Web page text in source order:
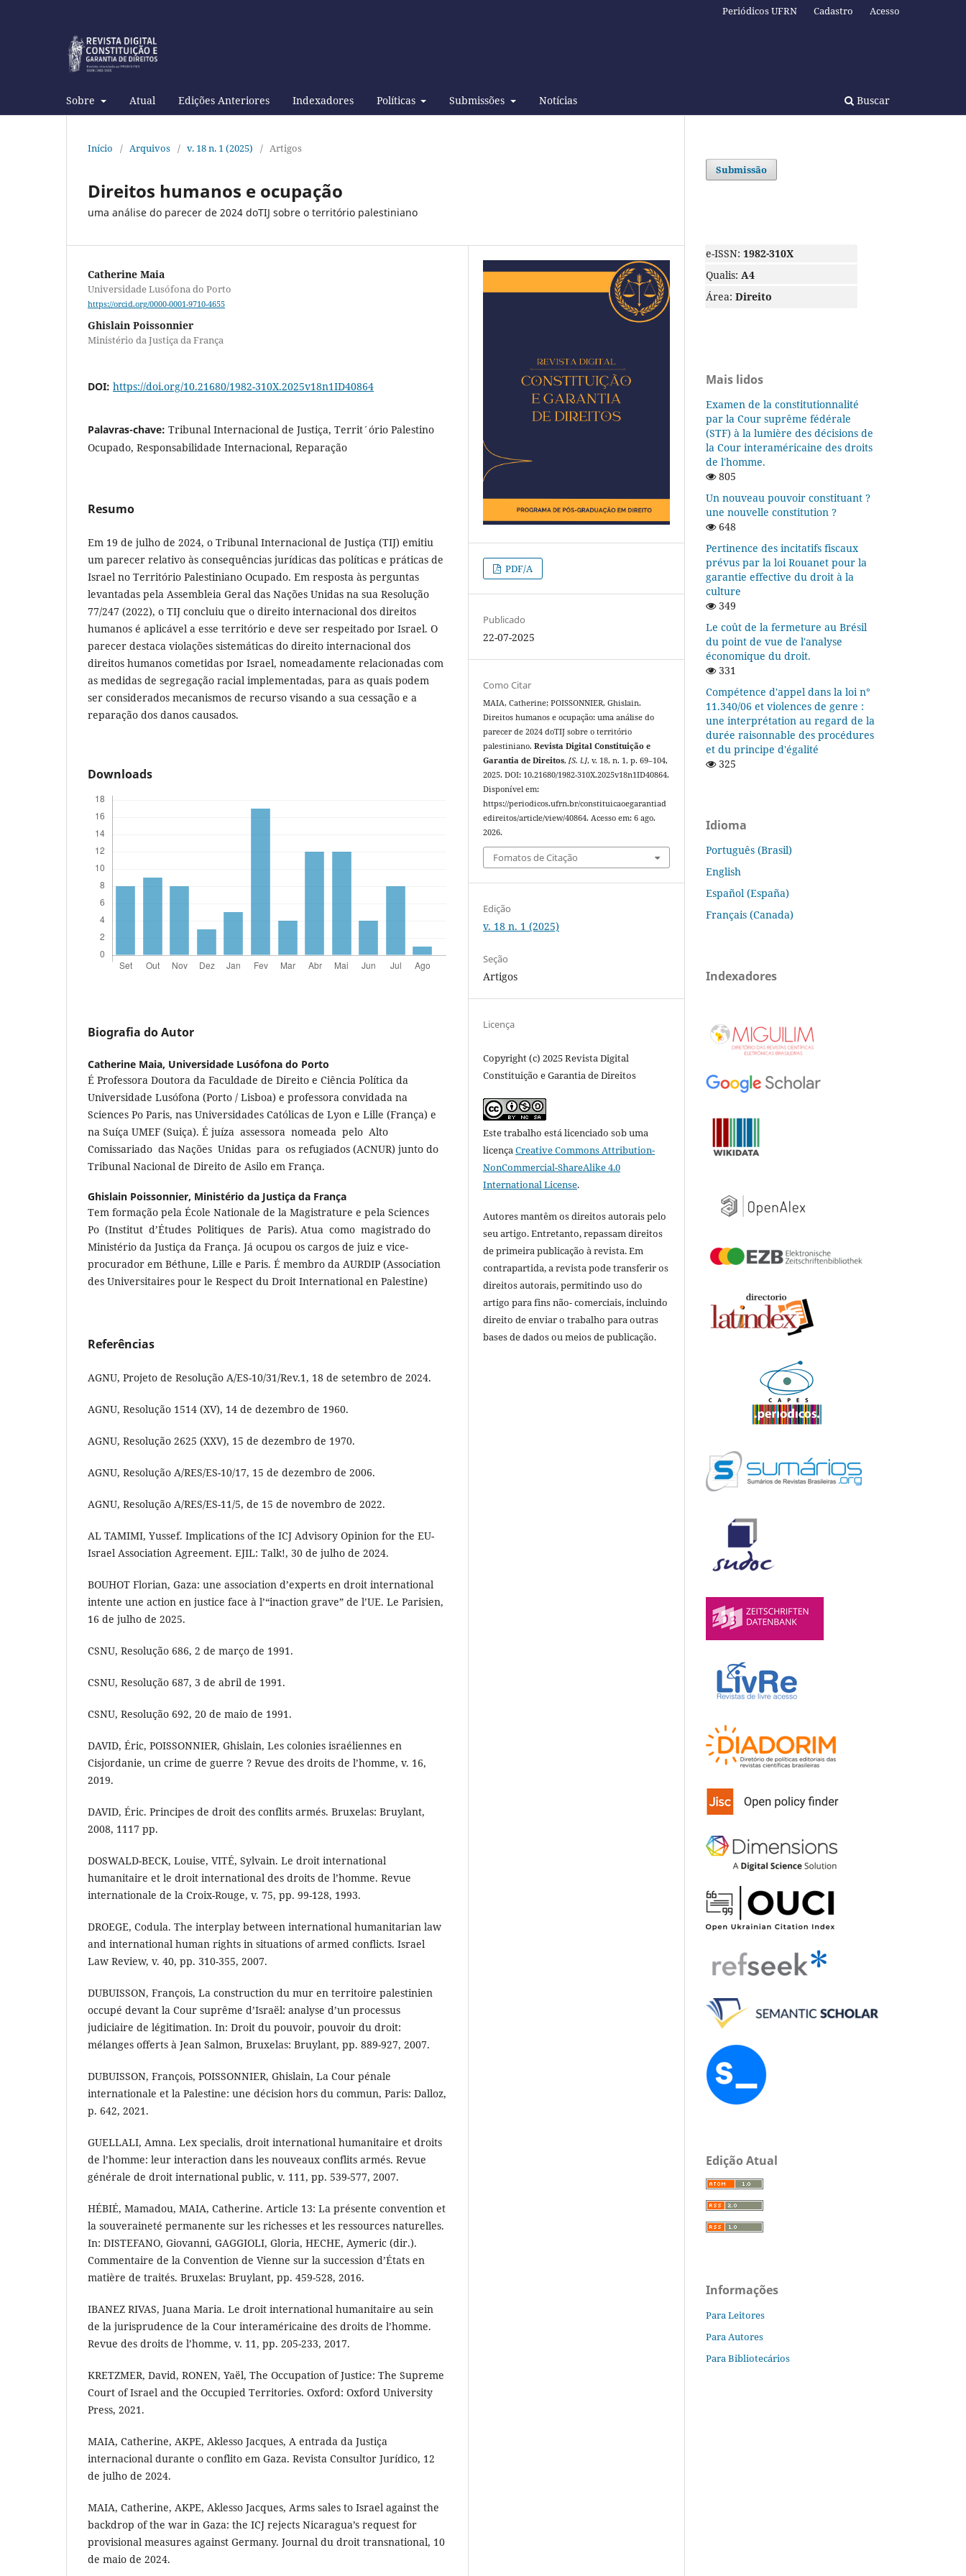
Sobre Atual Edições Anteriores Indexadores Políticas Submissões Notícias Buscar
Periódicos UFRN Cadastro Acesso
Início / Arquivos / v. 18 n. 1 (2025) / Artigos
Direitos humanos e ocupação
uma análise do parecer de 2024 doTIJ sobre o território palestiniano
Catherine Maia
Universidade Lusófona do Porto
https://orcid.org/0000-0001-9710-4655
Ghislain Poissonnier
Ministério da Justiça da França
DOI: https://doi.org/10.21680/1982-310X.2025v18n1ID40864
Palavras-chave: Tribunal Internacional de Justiça, Territ´ório Palestino
Ocupado, Responsabilidade Internacional, Reparação
Resumo
Em 19 de julho de 2024, o Tribunal Internacional de Justiça (TIJ) emitiu
um parecer relativo às consequências jurídicas das políticas e práticas de
Israel no Território Palestiniano Ocupado. Em resposta às perguntas
levantadas pela Assembleia Geral das Nações Unidas na sua Resolução
77/247 (2022), o TIJ concluiu que o direito internacional dos direitos
humanos é aplicável a esse território e deve ser respeitado por Israel. O
parecer destaca violações sistemáticas do direito internacional dos
direitos humanos cometidas por Israel, nomeadamente relacionadas com
as medidas de segregação racial implementadas, para as quais podem
ser considerados mecanismos de recurso visando a sua cessação e a
reparação dos danos causados.
Downloads
Biografia do Autor
Catherine Maia, Universidade Lusófona do Porto
É Professora Doutora da Faculdade de Direito e Ciência Política da
Universidade Lusófona (Porto / Lisboa) e professora convidada na
Sciences Po Paris, nas Universidades Católicas de Lyon e Lille (França) e
na Suíça UMEF (Suiça). É juíza assessora nomeada pelo Alto
Comissariado das Nações Unidas para os refugiados (ACNUR) junto do
Tribunal Nacional de Direito de Asilo em França.
Ghislain Poissonnier, Ministério da Justiça da França
Tem formação pela École Nationale de la Magistrature e pela Sciences
Po (Institut d’Études Politiques de Paris). Atua como magistrado do
Ministério da Justiça da França. Já ocupou os cargos de juiz e vice-
procurador em Béthune, Lille e Paris. É membro da AURDIP (Association
des Universitaires pour le Respect du Droit International en Palestine)
Referências
AGNU, Projeto de Resolução A/ES-10/31/Rev.1, 18 de setembro de 2024.
AGNU, Resolução 1514 (XV), 14 de dezembro de 1960.
AGNU, Resolução 2625 (XXV), 15 de dezembro de 1970.
AGNU, Resolução A/RES/ES-10/17, 15 de dezembro de 2006.
AGNU, Resolução A/RES/ES-11/5, de 15 de novembro de 2022.
AL TAMIMI, Yussef. Implications of the ICJ Advisory Opinion for the EU-
Israel Association Agreement. EJIL: Talk!, 30 de julho de 2024.
BOUHOT Florian, Gaza: une association d’experts en droit international
intente une action en justice face à l’“inaction grave” de l’UE. Le Parisien,
16 de julho de 2025.
CSNU, Resolução 686, 2 de março de 1991.
CSNU, Resolução 687, 3 de abril de 1991.
CSNU, Resolução 692, 20 de maio de 1991.
DAVID, Éric, POISSONNIER, Ghislain, Les colonies israéliennes en
Cisjordanie, un crime de guerre ? Revue des droits de l’homme, v. 16,
2019.
DAVID, Éric. Principes de droit des conflits armés. Bruxelas: Bruylant,
2008, 1117 pp.
DOSWALD-BECK, Louise, VITÉ, Sylvain. Le droit international
humanitaire et le droit international des droits de l’homme. Revue
internationale de la Croix-Rouge, v. 75, pp. 99-128, 1993.
DROEGE, Codula. The interplay between international humanitarian law
and international human rights in situations of armed conflicts. Israel
Law Review, v. 40, pp. 310-355, 2007.
DUBUISSON, François, La construction du mur en territoire palestinien
occupé devant la Cour suprême d’Israël: analyse d’un processus
judiciaire de légitimation. In: Droit du pouvoir, pouvoir du droit:
mélanges offerts à Jean Salmon, Bruxelas: Bruylant, pp. 889-927, 2007.
DUBUISSON, François, POISSONNIER, Ghislain, La Cour pénale
internationale et la Palestine: une décision hors du commun, Paris: Dalloz,
p. 642, 2021.
GUELLALI, Amna. Lex specialis, droit international humanitaire et droits
de l’homme: leur interaction dans les nouveaux conflits armés. Revue
générale de droit international public, v. 111, pp. 539-577, 2007.
HÉBIÉ, Mamadou, MAIA, Catherine. Article 13: La présente convention et
la souveraineté permanente sur les richesses et les ressources naturelles.
In: DISTEFANO, Giovanni, GAGGIOLI, Gloria, HECHE, Aymeric (dir.).
Commentaire de la Convention de Vienne sur la succession d’États en
matière de traités. Bruxelas: Bruylant, pp. 459-528, 2016.
IBANEZ RIVAS, Juana Maria. Le droit international humanitaire au sein
de la jurisprudence de la Cour interaméricaine des droits de l’homme.
Revue des droits de l’homme, v. 11, pp. 205-233, 2017.
KRETZMER, David, RONEN, Yaël, The Occupation of Justice: The Supreme
Court of Israel and the Occupied Territories. Oxford: Oxford University
Press, 2021.
MAIA, Catherine, AKPE, Aklesso Jacques, A entrada da Justiça
internacional durante o conflito em Gaza. Revista Consultor Jurídico, 12
de julho de 2024.
MAIA, Catherine, AKPE, Aklesso Jacques, Arms sales to Israel against the
backdrop of the war in Gaza: the ICJ rejects Nicaragua’s request for
provisional measures against Germany. Journal du droit transnational, 10
de maio de 2024.
PDF/A
Publicado
22-07-2025
Como Citar
MAIA, Catherine; POISSONNIER, Ghislain.
Direitos humanos e ocupação: uma análise do
parecer de 2024 doTIJ sobre o território
palestiniano.Revista Digital Constituição e
Garantia de Direitos,[S. l.], v. 18, n. 1, p. 69–104,
2025. DOI: 10.21680/1982-310X.2025v18n1ID40864.
Disponível em:
https://periodicos.ufrn.br/constituicaoegarantiad
edireitos/article/view/40864. Acesso em: 6 ago.
2026.
Fomatos de Citação
Edição
v. 18 n. 1 (2025)
Seção
Artigos
Licença
Copyright (c) 2025 Revista Digital
Constituição e Garantia de Direitos
Este trabalho está licenciado sob uma
licençaCreative Commons Attribution-
NonCommercial-ShareAlike 4.0
International License.
Autores mantêm os direitos autorais pelo
seu artigo. Entretanto, repassam direitos
de primeira publicação à revista. Em
contrapartida, a revista pode transferir os
direitos autorais, permitindo uso do
artigo para fins não- comerciais, incluindo
direito de enviar o trabalho para outras
bases de dados ou meios de publicação.
Submissão
e-ISSN: 1982-310X
Qualis: A4
Área: Direito
Mais lidos
Examen de la constitutionnalité
par la Cour suprême fédérale
(STF) à la lumière des décisions de
la Cour interaméricaine des droits
de l'homme.
805
Un nouveau pouvoir constituant ?
une nouvelle constitution ?
648
Pertinence des incitatifs fiscaux
prévus par la loi Rouanet pour la
garantie effective du droit à la
culture
349
Le coût de la fermeture au Brésil
du point de vue de l'analyse
économique du droit.
331
Compétence d'appel dans la loi n°
11.340/06 et violences de genre :
une interprétation au regard de la
durée raisonnable des procédures
et du principe d'égalité
325
Idioma
Português (Brasil)
English
Español (España)
Français (Canada)
Indexadores
Edição Atual
Informações
Para Leitores
Para Autores
Para Bibliotecários